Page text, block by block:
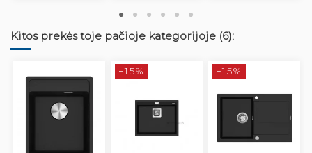
Kitos prekės toje pačioje kategorijoje (6):
−15% −15%